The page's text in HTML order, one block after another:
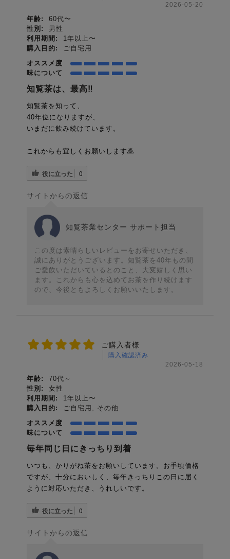
2026-05-20
年齢:
60代〜
性別:
男性
利用期間:
1年以上〜
購入目的:
ご自宅用
オススメ度
味について
知覧茶は、最高‼️
知覧茶を知って、
40年位になりますが、
いまだに飲み続けています。
これからも宜しくお願いします🙇
役に立った 0
サイトからの返信
知覧茶業センター サポート担当
この度は素晴らしいレビューをお寄せいただき、
誠にありがとうございます。知覧茶を40年もの間
ご愛飲いただいているとのこと、大変嬉しく思い
ます。これからも心を込めてお茶を作り続けます
ので、今後ともよろしくお願いいたします。
ご購入者様
購入確認済み
2026-05-18
年齢:
70代～
性別:
女性
利用期間:
1年以上〜
購入目的:
ご自宅用, その他
オススメ度
味について
毎年同じ日にきっちり到着
いつも、かりがね茶をお願いしています。お手頃価格
ですが、十分においしく、毎年きっちりこの日に届く
ように対応いただき、うれしいです。
役に立った 0
サイトからの返信